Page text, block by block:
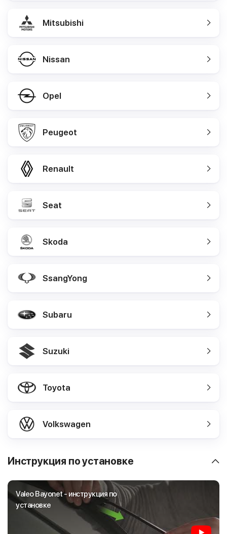
Mitsubishi
Nissan
Opel
Peugeot
Renault
Seat
Skoda
SsangYong
Subaru
Suzuki
Toyota
Volkswagen
Инструкция по установке
Valeo Bayonet - инструкция по
установке